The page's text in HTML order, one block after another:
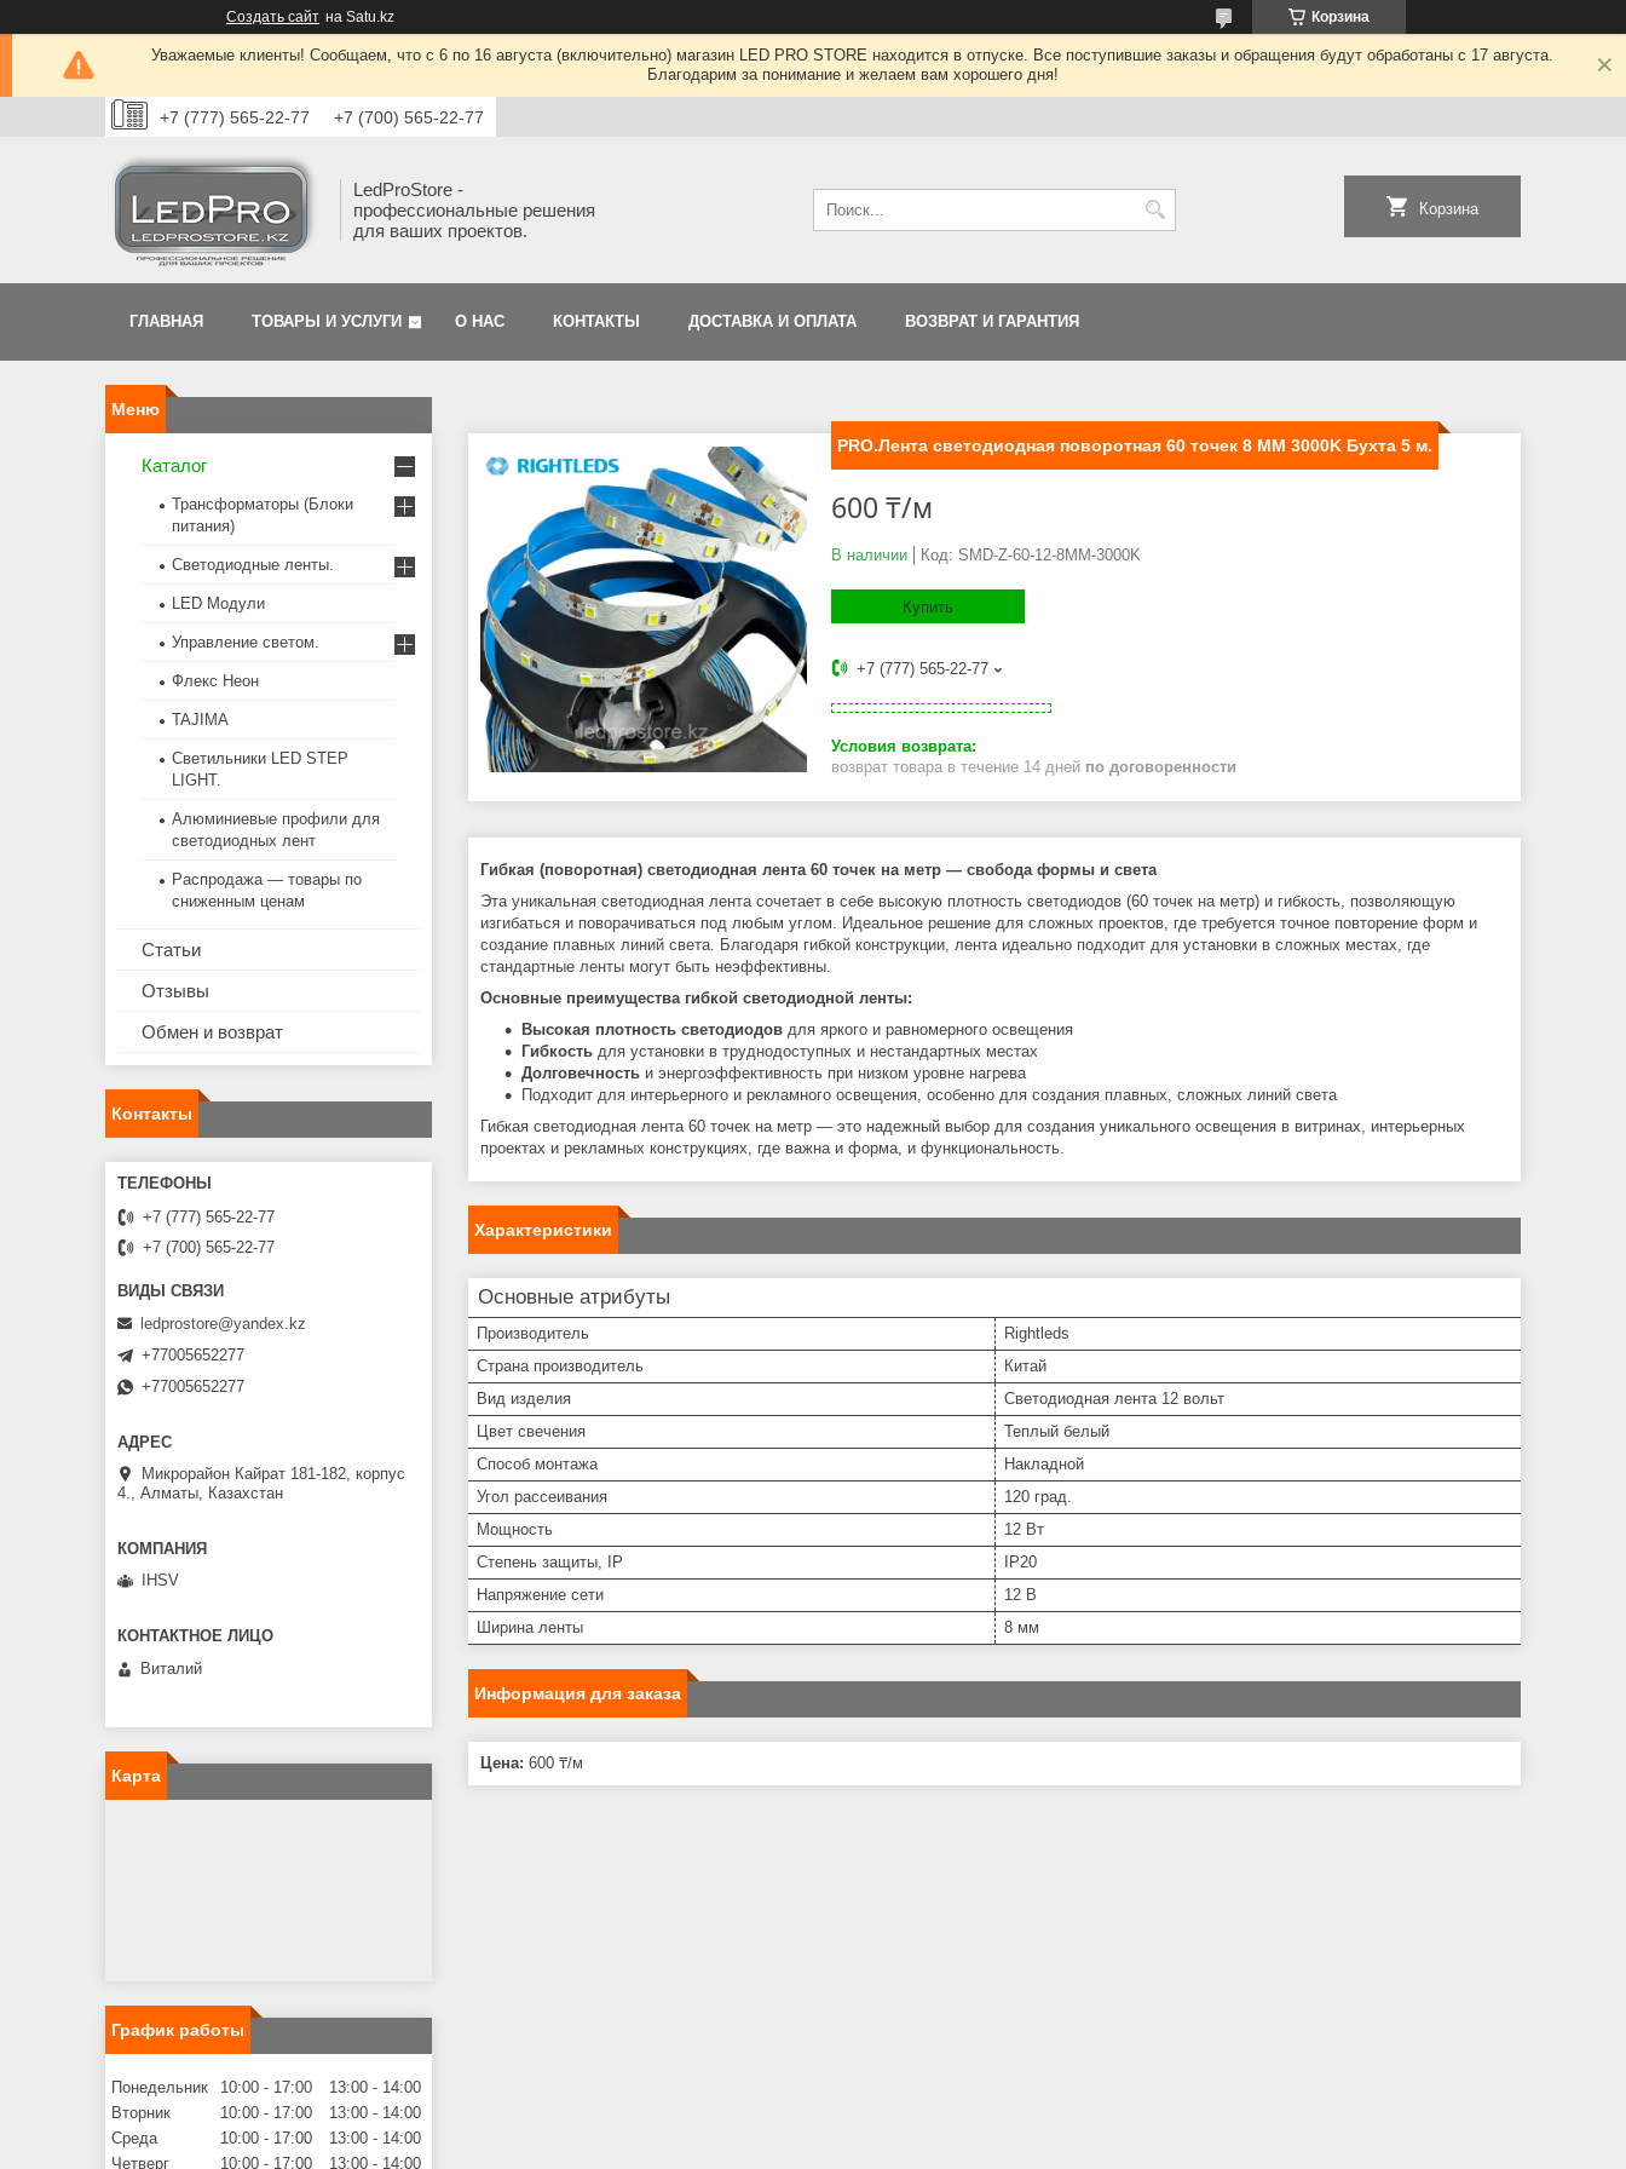
Создать сайт на Satu.kz Корзина
Уважаемые клиенты! Сообщаем, что с 6 по 16 августа (включительно) магазин LED PRO STORE находится в отпуске. Все поступившие заказы и обращения будут обработаны с 17 августа.
Благодарим за понимание и желаем вам хорошего дня!
+7 (777) 565-22-77 +7 (700) 565-22-77
LedProStore -
профессиональные решения
для ваших проектов.
Корзина
ГЛАВНАЯ ТОВАРЫ И УСЛУГИ О НАС КОНТАКТЫ ДОСТАВКА И ОПЛАТА ВОЗВРАТ И ГАРАНТИЯ
PRO.Лента светодиодная поворотная 60 точек 8 ММ 3000K Бухта 5 м.
600 ₸/м
В наличии Код: SMD-Z-60-12-8MM-3000K
Купить
+7 (777) 565-22-77
возврат товара в течение 14 дней по договоренности
Гибкая (поворотная) светодиодная лента 60 точек на метр — свобода формы и света
Эта уникальная светодиодная лента сочетает в себе высокую плотность светодиодов (60 точек на метр) и гибкость, позволяющую
изгибаться и поворачиваться под любым углом. Идеальное решение для сложных проектов, где требуется точное повторение форм и
создание плавных линий света. Благодаря гибкой конструкции, лента идеально подходит для установки в сложных местах, где
стандартные ленты могут быть неэффективны.
Основные преимущества гибкой светодиодной ленты:
Высокая плотность светодиодов для яркого и равномерного освещения
Гибкость для установки в труднодоступных и нестандартных местах
Долговечность и энергоэффективность при низком уровне нагрева
Подходит для интерьерного и рекламного освещения, особенно для создания плавных, сложных линий света
Гибкая светодиодная лента 60 точек на метр — это надежный выбор для создания уникального освещения в витринах, интерьерных
проектах и рекламных конструкциях, где важна и форма, и функциональность.
Характеристики
Основные атрибуты
Производитель
Rightleds
Страна производитель
Китай
Вид изделия
Светодиодная лента 12 вольт
Цвет свечения
Теплый белый
Способ монтажа
Накладной
Угол рассеивания
120 град.
Мощность
12 Вт
Степень защиты, IP
IP20
Напряжение сети
12 В
Ширина ленты
8 мм
Информация для заказа
Цена: 600 ₸/м
Каталог
Трансформаторы (Блоки
питания)
Светодиодные ленты.
LED Модули
Управление светом.
Флекс Неон
TAJIMA
Светильники LED STEP
LIGHT.
Алюминиевые профили для
светодиодных лент
Распродажа — товары по
сниженным ценам
Статьи
Отзывы
Обмен и возврат
Контакты
+7 (777) 565-22-77
+7 (700) 565-22-77
ledprostore@yandex.kz
+77005652277
+77005652277
Микрорайон Кайрат 181-182, корпус
4., Алматы, Казахстан
IHSV
Виталий
Карта
График работы
Понедельник 10:00 17:00 13:00
14:00
Вторник
10:00 17:00 13:00
14:00
Среда
10:00 17:00 13:00
14:00
Четверг
10:00 17:00 13:00 14:00